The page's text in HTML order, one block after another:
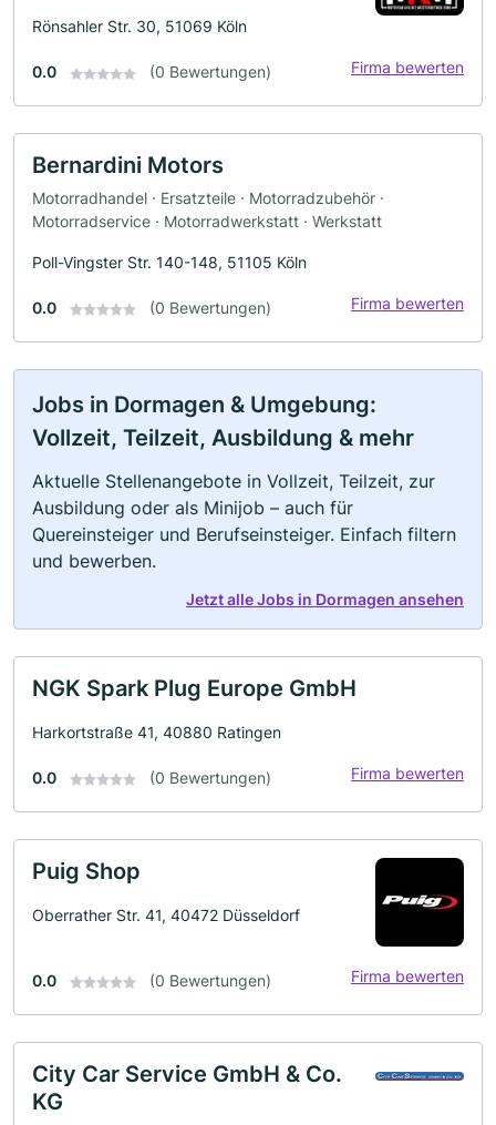
Rönsahler Str. 30, 51069 Köln
0.0 (0 Bewertungen) Firma bewerten
Bernardini Motors
Motorradhandel · Ersatzteile · Motorradzubehör ·
Motorradservice · Motorradwerkstatt · Werkstatt
Poll-Vingster Str. 140-148, 51105 Köln
0.0 (0 Bewertungen) Firma bewerten
Jobs in Dormagen & Umgebung:
Vollzeit, Teilzeit, Ausbildung & mehr
Aktuelle Stellenangebote in Vollzeit, Teilzeit, zur
Ausbildung oder als Minijob – auch für
Quereinsteiger und Berufseinsteiger. Einfach filtern
und bewerben.
Jetzt alle Jobs in Dormagen ansehen
NGK Spark Plug Europe GmbH
Harkortstraße 41, 40880 Ratingen
0.0 (0 Bewertungen) Firma bewerten
Puig Shop
Oberrather Str. 41, 40472 Düsseldorf
0.0 (0 Bewertungen) Firma bewerten
City Car Service GmbH & Co.
KG